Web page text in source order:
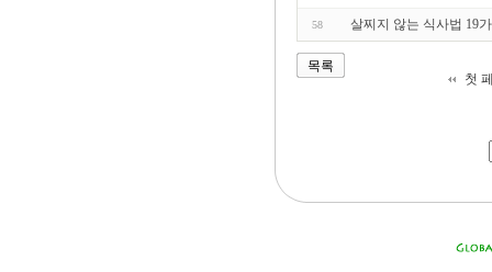
58 살찌지 않는 식사법 19
목록
첫